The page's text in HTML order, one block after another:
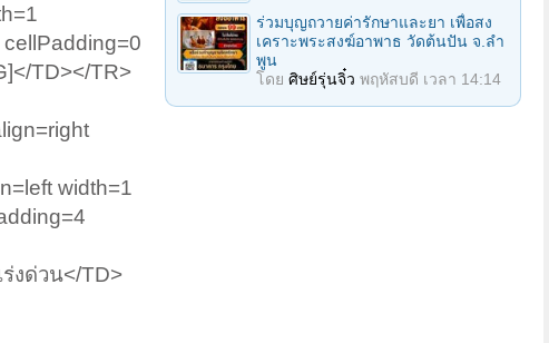
</TD></TR>
width=1
งด่วน</TD>
ร่วมบุญถวายค่ารักษาและยา เพื่อสง
เคราะพระสงฆ์อาพาธ วัดต้นปัน จ.ลํา
พูน
โดย ศิษย์รุ่นจิ๋ว พฤหัสบดี เวลา 14:14